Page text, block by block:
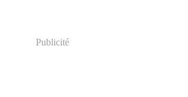
Publicité